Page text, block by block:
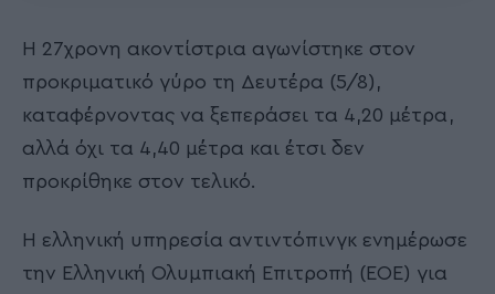
Η 27χρονη ακοντίστρια αγωνίστηκε στον
προκριματικό γύρο τη Δευτέρα (5/8),
καταφέρνοντας να ξεπεράσει τα 4,20 μέτρα,
αλλά όχι τα 4,40 μέτρα και έτσι δεν
προκρίθηκε στον τελικό.
Η ελληνική υπηρεσία αντιντόπινγκ ενημέρωσε
την Ελληνική Ολυμπιακή Επιτροπή (ΕΟΕ) για